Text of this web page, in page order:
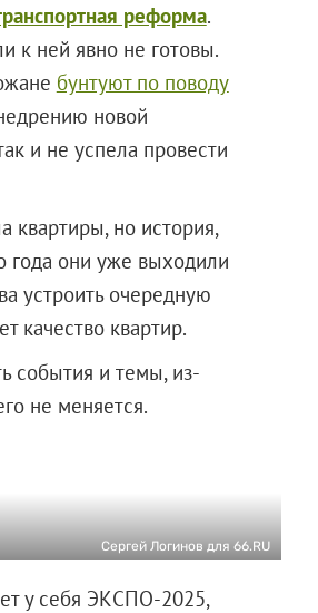
реформа.
к ней явно не готовы.
бунтуют по поводу
новой
и не успела провести
квартиры, но история,
года они уже выходили
устроить очередную
качество квартир.
события и темы, из-
не меняется.
Сергей Логинов для 66.RU
у себя ЭКСПО-2025,